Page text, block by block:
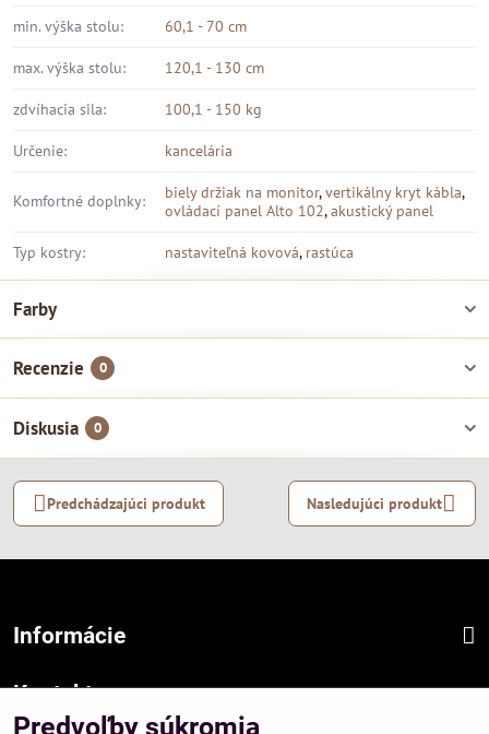
min. výška stolu: 60,1 - 70 cm
max. výška stolu: 120,1 - 130 cm
zdvíhacia sila: 100,1 - 150 kg
Určenie: kancelária
Komfortné doplnky: biely držiak na monitor,vertikálny kryt kábla,
ovládací panel Alto 102,akustický panel
Typ kostry: nastaviteľná kovová, rastúca
Farby
Recenzie 0
Diskusia 0
Predchádzajúci produkt Nasledujúci produkt
Informácie
Kontakt
Predvoľby súkromia